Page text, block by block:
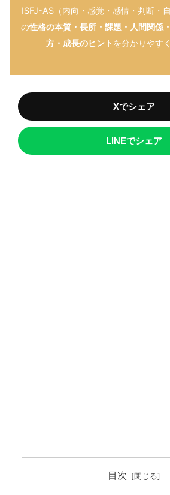
ISFJ-AS（内向・感覚・感情・判断・
の性格の本質・長所・課題・人間関係
方・成長のヒント を分かりやす
Xでシェア
LINEでシェア
目次